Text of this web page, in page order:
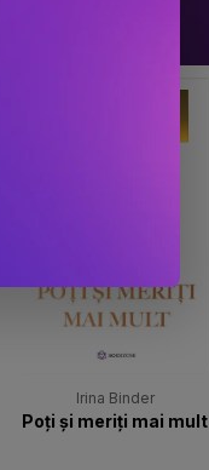
Irina Binder
Poți și meriți mai mult